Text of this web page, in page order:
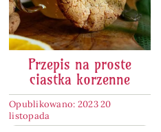
Przepis na proste
ciastka korzenne
Opublikowano: 2023 20
listopada